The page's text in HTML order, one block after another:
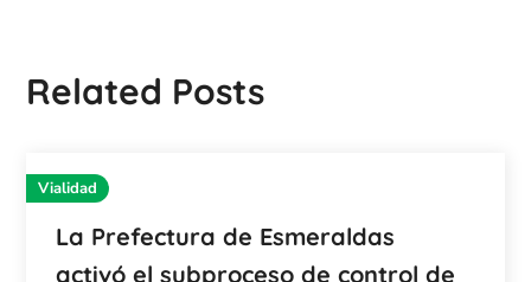
Related Posts
Vialidad
La Prefectura de Esmeraldas
activó el subproceso de control de